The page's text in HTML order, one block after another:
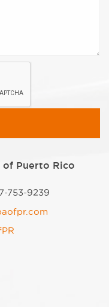
of Puerto Rico
753-9239